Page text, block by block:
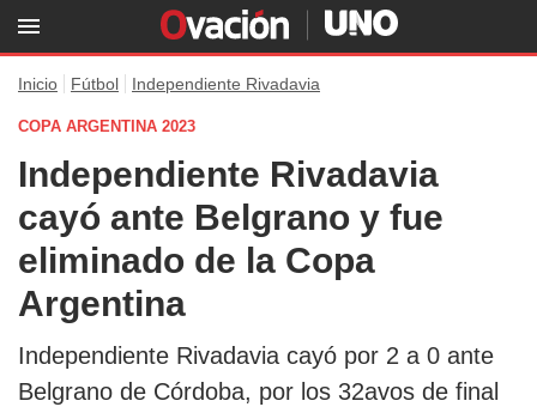
Inicio Fútbol Independiente Rivadavia
COPA ARGENTINA 2023
Independiente Rivadavia
cayó ante Belgrano y fue
eliminado de la Copa
Argentina
Independiente Rivadavia cayó por 2 a 0 ante
Belgrano de Córdoba, por los 32avos de final